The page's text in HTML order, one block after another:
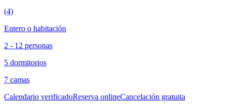
(4)
Entero o habitación
2 - 12 personas
5 dormitorios
7 camas
Calendario verificadoReserva onlineCancelación gratuita